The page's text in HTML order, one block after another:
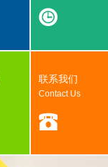
联系我们
Contact Us